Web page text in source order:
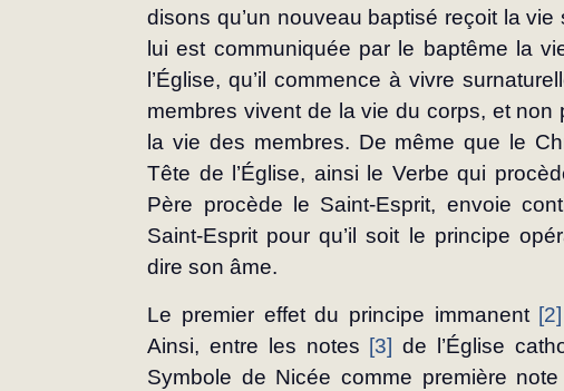
disons qu’un nouveau baptisé reçoit la
lui est communiquée par le baptême la
l’Église, qu’il commence à vivre
membres vivent de la vie du corps, et non
la vie des membres. De même que le
Tête de l’Église, ainsi le Verbe qui
Père procède le Saint-Esprit, envoie
Saint-Esprit pour qu’il soit le principe
dire son âme.
Le premier effet du principe immanent [2]
Ainsi, entre les notes [3] de l’Église
Symbole de Nicée comme première